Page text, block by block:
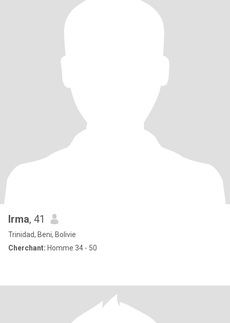
Irma, 41
Trinidad, Beni, Bolivie
Cherchant: Homme 34 - 50